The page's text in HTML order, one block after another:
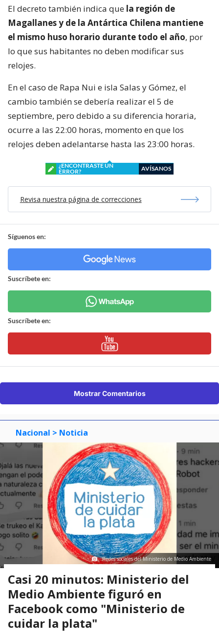
El decreto también indica que la región de
Magallanes y de la Antártica Chilena mantiene
el mismo huso horario durante todo el año, por
lo que sus habitantes no deben modificar sus
relojes.
En el caso de Rapa Nui e isla Salas y Gómez, el
cambio también se debería realizar el 5 de
septiembre, pero debido a su diferencia horaria,
ocurre a las 22:00 horas, momento en que los
relojes deben adelantarse hasta las 23:00 horas.
¿ENCONTRASTE UN
ERROR?
AVÍSANOS
Revisa nuestra página de correcciones
Síguenos en:
Suscríbete en:
Suscríbete en:
Mostrar Comentarios
Nacional > Noticia
Redes sociales del Ministerio de Medio Ambiente
Casi 20 minutos: Ministerio del
Medio Ambiente figuró en
Facebook como "Ministerio de
cuidar la plata"